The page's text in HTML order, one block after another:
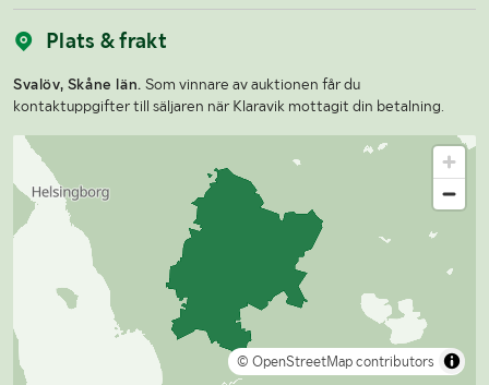
Plats & frakt
Svalöv, Skåne län. Som vinnare av auktionen får du
kontaktuppgifter till säljaren när Klaravik mottagit din betalning.
© OpenStreetMap contributors